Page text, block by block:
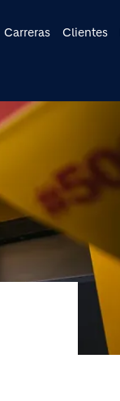
Carreras Clientes